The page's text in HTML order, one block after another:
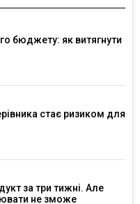
бюджету: як витягнути
стає ризиком для
за три тижні. Але
не зможе